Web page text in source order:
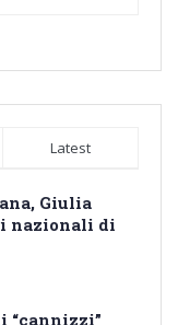
Latest
Giulia
nazionali di
“cannizzi”